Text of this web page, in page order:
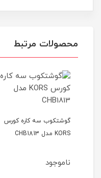
محصولات مرتبط
گوشتکوب سه کاره کورس
KORS مدل CHB1813
ناموجود